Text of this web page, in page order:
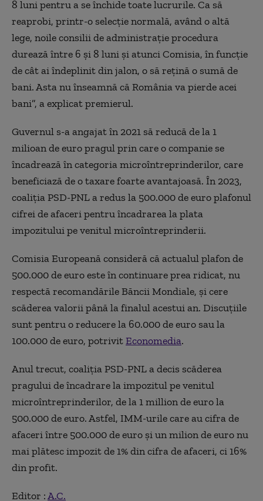
8 luni pentru a se închide toate lucrurile. Ca să
reaprobi, printr-o selecţie normală, având o altă
lege, noile consilii de administraţie procedura
durează între 6 şi 8 luni şi atunci Comisia, în funcţie
de cât ai îndeplinit din jalon, o să reţină o sumă de
bani. Asta nu înseamnă că România va pierde acei
bani”, a explicat premierul.
Guvernul s-a angajat în 2021 să reducă de la 1
milioan de euro pragul prin care o companie se
încadrează în categoria microîntreprinderilor, care
beneficiază de o taxare foarte avantajoasă. În 2023,
coaliția PSD-PNL a redus la 500.000 de euro plafonul
cifrei de afaceri pentru încadrarea la plata
impozitului pe venitul microîntreprinderii.
Comisia Europeană consideră că actualul plafon de
500.000 de euro este în continuare prea ridicat, nu
respectă recomandările Băncii Mondiale, și cere
scăderea valorii până la finalul acestui an. Discuțiile
sunt pentru o reducere la 60.000 de euro sau la
100.000 de euro, potrivitEconomedia.
Anul trecut, coaliția PSD-PNL a decis scăderea
pragului de încadrare la impozitul pe venitul
microîntreprinderilor, de la 1 million de euro la
500.000 de euro. Astfel, IMM-urile care au cifra de
afaceri între 500.000 de euro și un milion de euro nu
mai plătesc impozit de 1% din cifra de afaceri, ci 16%
din profit.
Editor :A.C.